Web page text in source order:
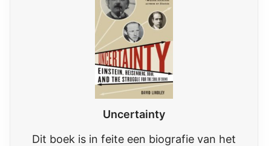
Uncertainty
Dit boek is in feite een biografie van het